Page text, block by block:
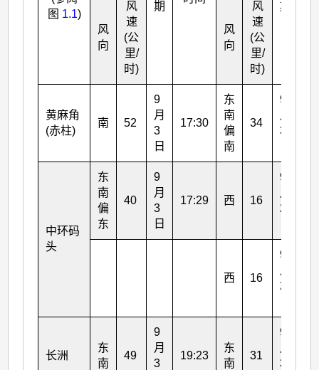
图 1.1)
期
期
风
向
风
速
(公
里/
时)
风
向
风
速
(公
里/
时)
黄麻角
(赤柱)
南 52
9
月
3
日
17:30
东
南
偏
南
34
9
3
中环码
头
东
南
偏
东
40
9
月
3
日
17:29 西 16
9
2
西 16
9
2
长洲
东
南
49
9
月
3
19:23
东
南
31
9
3